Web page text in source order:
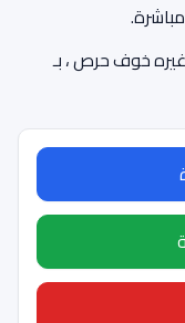
خوف حرص ، بـ